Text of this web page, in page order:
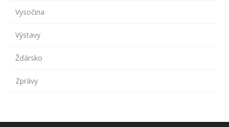
Vysočina
Výstavy
Žďársko
Zprávy